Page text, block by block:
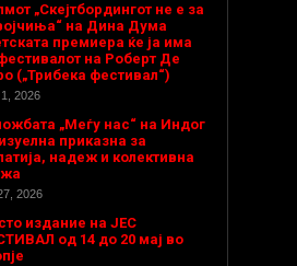
„Скејтбордингот не е за
на Дина Дума
премиера ќе ја има
на Роберт Де
(„Трибека фестивал“)
1, 2026
„Меѓу нас“ на Индог
приказна за
надеж и колективна
2026
издание на ЈЕС
од 14 до 20 мај во